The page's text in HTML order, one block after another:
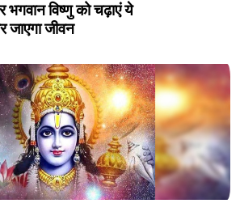
भगवान विष्णु को चढ़ाएं ये
जीवन